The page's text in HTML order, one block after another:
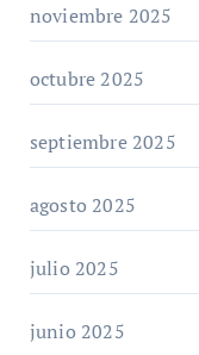
noviembre 2025
octubre 2025
septiembre 2025
agosto 2025
julio 2025
junio 2025